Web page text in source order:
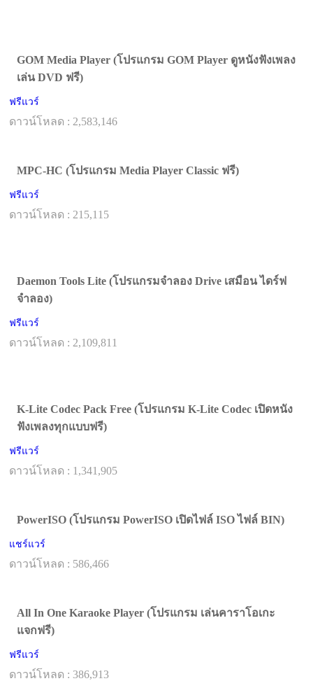
GOM Media Player (โปรแกรม GOM Player ดูหนังฟังเพลง
เล่น DVD ฟรี)
ฟรีแวร์
ดาวน์โหลด : 2,583,146
MPC-HC (โปรแกรม Media Player Classic ฟรี)
ฟรีแวร์
ดาวน์โหลด : 215,115
Daemon Tools Lite (โปรแกรมจำลอง Drive เสมือน ไดร์ฟ
จําลอง)
ฟรีแวร์
ดาวน์โหลด : 2,109,811
K-Lite Codec Pack Free (โปรแกรม K-Lite Codec เปิดหนัง
ฟังเพลงทุกแบบฟรี)
ฟรีแวร์
ดาวน์โหลด : 1,341,905
PowerISO (โปรแกรม PowerISO เปิดไฟล์ ISO ไฟล์ BIN)
แชร์แวร์
ดาวน์โหลด : 586,466
All In One Karaoke Player (โปรแกรม เล่นคาราโอเกะ
แจกฟรี)
ฟรีแวร์
ดาวน์โหลด : 386,913